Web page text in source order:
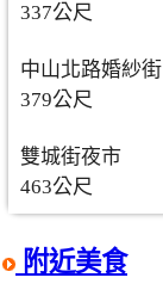
337公尺
中山北路婚紗街
379公尺
雙城街夜市
463公尺
附近美食